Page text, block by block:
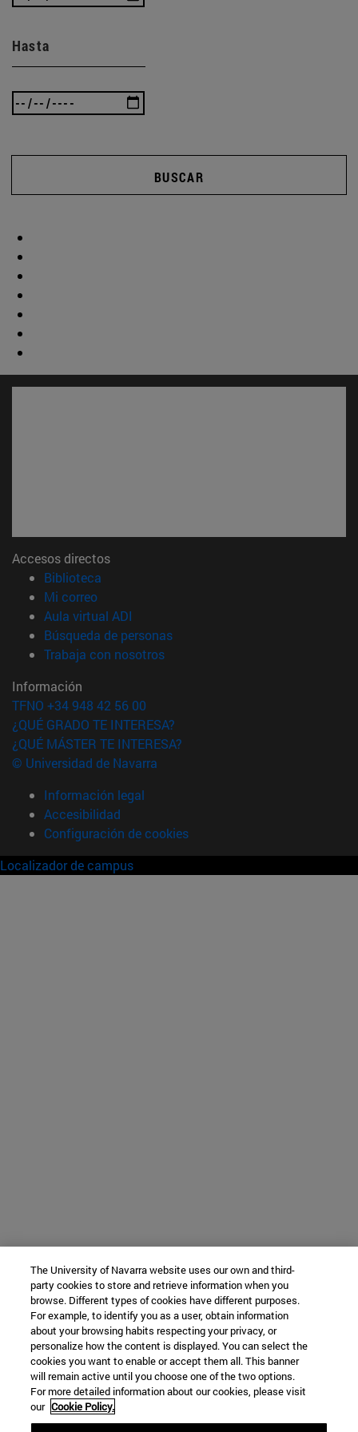
Hasta
BUSCAR
Accesos directos
Biblioteca
Mi correo(abre en nueva ventana)
Aula virtual ADI
Búsqueda de personas(abre en nueva ventana)
Trabaja con nosotros(abre en nueva ventana)
Información
TFNO +34 948 42 56 00
¿QUÉ GRADO TE INTERESA?
¿QUÉ MÁSTER TE INTERESA?
© Universidad de Navarra
Información legal
Accesibilidad
Configuración de cookies
Localizador de campus
The University of Navarra website uses our own and third-
party cookies to store and retrieve information when you
browse. Different types of cookies have different purposes.
For example, to identify you as a user, obtain information
about your browsing habits respecting your privacy, or
personalize how the content is displayed. You can select the
cookies you want to enable or accept them all. This banner
will remain active until you choose one of the two options.
For more detailed information about our cookies, please visit
our Cookie Policy.